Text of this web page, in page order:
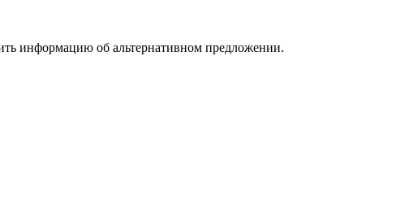
информацию об альтернативном предложении.